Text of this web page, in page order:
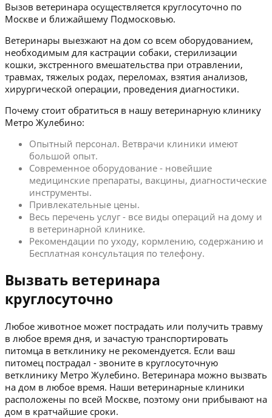
Вызов ветеринара осуществляется круглосуточно по
Москве и ближайшему Подмосковью.
Ветеринары выезжают на дом со всем оборудованием,
необходимым для кастрации собаки, стерилизации
кошки, экстренного вмешательства при отравлении,
травмах, тяжелых родах, переломах, взятия анализов,
хирургической операции, проведения диагностики.
Почему стоит обратиться в нашу ветеринарную клинику
Метро Жулебино:
Опытный персонал. Ветврачи клиники имеют
большой опыт.
Современное оборудование - новейшие
медицинские препараты, вакцины, диагностические
инструменты.
Привлекательные цены.
Весь перечень услуг - все виды операций на дому и
в ветеринарной клинике.
Рекомендации по уходу, кормлению, содержанию и
Бесплатная консультация по телефону.
Вызвать ветеринара
круглосуточно
Любое животное может пострадать или получить травму
в любое время дня, и зачастую транспортировать
питомца в ветклинику не рекомендуется. Если ваш
питомец пострадал - звоните в круглосуточную
ветклинику Метро Жулебино. Ветеринара можно вызвать
на дом в любое время. Наши ветеринарные клиники
расположены по всей Москве, поэтому они прибывают на
дом в кратчайшие сроки.